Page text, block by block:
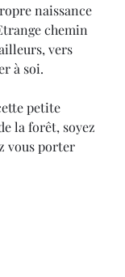
naissance
chemin
vers
à soi.
petite
la forêt, soyez
vous porter